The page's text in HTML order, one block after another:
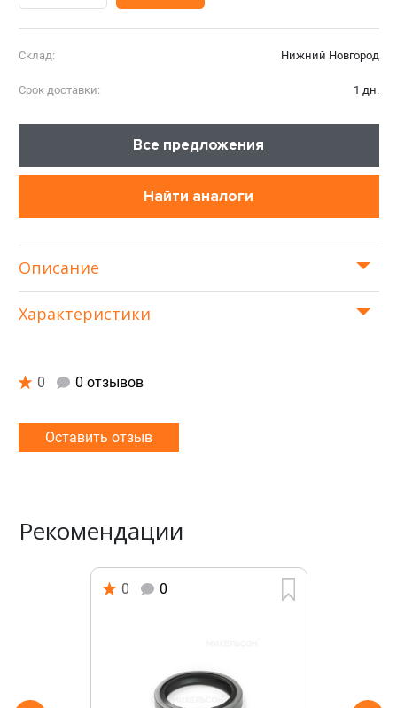
Склад: Нижний Новгород
Срок доставки: 1 дн.
Все предложения
Найти аналоги
Описание
Характеристики
0 0 отзывов
Оставить отзыв
Рекомендации
0 0